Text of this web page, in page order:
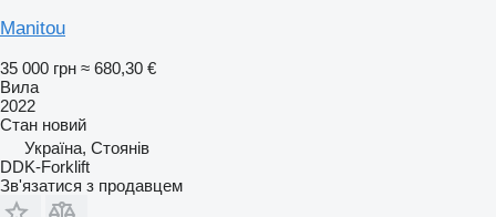
Manitou
35 000 грн ≈ 680,30 €
Вила
2022
Стан новий
Україна, Стоянів
DDK-Forklift
Зв'язатися з продавцем